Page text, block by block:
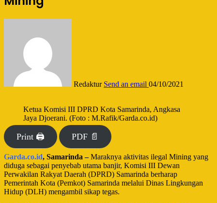
Redaktur Send an email 04/10/2021
Ketua Komisi III DPRD Kota Samarinda, Angkasa
Jaya Djoerani. (Foto : M.Rafik/Garda.co.id)
Print 🖨 PDF 📄
Garda.co.id, Samarinda –Maraknya aktivitas ilegal Mining yang
diduga sebagai penyebab utama banjir, Komisi III Dewan
Perwakilan Rakyat Daerah (DPRD) Samarinda berharap
Pemerintah Kota (Pemkot) Samarinda melalui Dinas Lingkungan
Hidup (DLH) mengambil sikap tegas.